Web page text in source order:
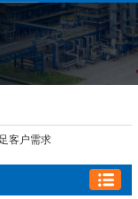
客户需求